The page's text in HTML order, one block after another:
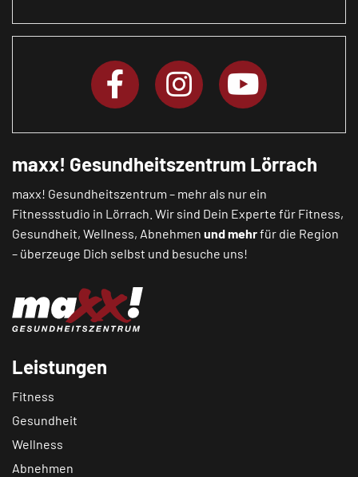
maxx! Gesundheitszentrum Lörrach
maxx! Gesundheitszentrum – mehr als nur ein
Fitnessstudio in Lörrach. Wir sind Dein Experte für Fitness,
Gesundheit, Wellness, Abnehmen und mehrfür die Region
– überzeuge Dich selbst und besuche uns!
Leistungen
Fitness
Gesundheit
Wellness
Abnehmen